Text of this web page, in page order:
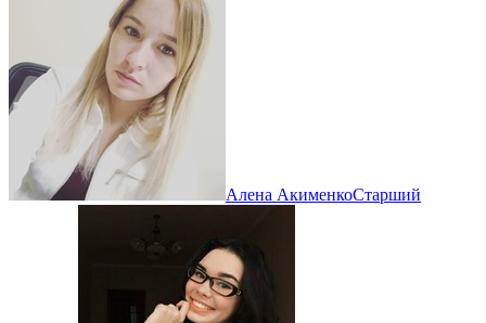
Алена АкименкоСтарший